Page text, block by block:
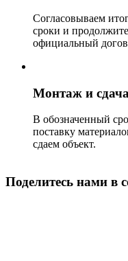
Согласовываем
сроки и
официальный
Монтаж и сдача
В обозначенный
поставку
сдаем объект.
Поделитесь нами в